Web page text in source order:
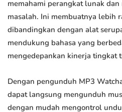
memahami perangkat lunak
masalah. Ini membuatnya lebih
dibandingkan dengan alat
mendukung bahasa yang
mengedepankan kinerja tingkat
Dengan pengunduh MP3
dapat langsung mengunduh
dengan mudah mengontrol